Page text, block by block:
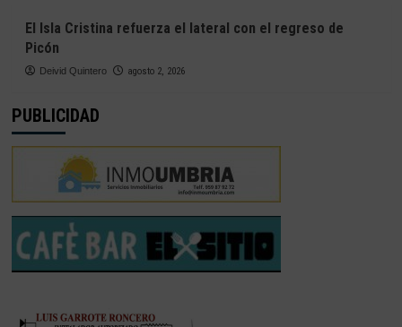
El Isla Cristina refuerza el lateral con el regreso de
Picón
Deivid Quintero agosto 2, 2026
PUBLICIDAD